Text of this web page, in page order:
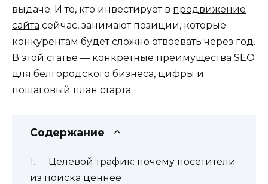
выдаче. И те, кто инвестирует в продвижение
сайта сейчас, занимают позиции, которые
конкурентам будет сложно отвоевать через год.
В этой статье — конкретные преимущества SEO
для белгородского бизнеса, цифры и
пошаговый план старта.
Содержание
Целевой трафик: почему посетители
из поиска ценнее